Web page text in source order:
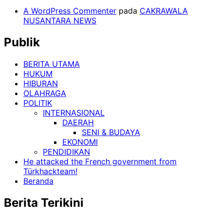
A WordPress Commenter pada CAKRAWALA
NUSANTARA NEWS
Publik
BERITA UTAMA
HUKUM
HIBURAN
OLAHRAGA
POLITIK
INTERNASIONAL
DAERAH
SENI & BUDAYA
EKONOMI
PENDIDIKAN
He attacked the French government from
Türkhackteam!
Beranda
Berita Terikini